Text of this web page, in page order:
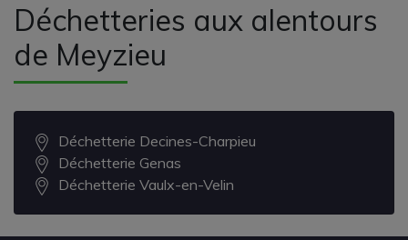
Déchetteries aux alentours
de Meyzieu
Déchetterie Decines-Charpieu
Déchetterie Genas
Déchetterie Vaulx-en-Velin